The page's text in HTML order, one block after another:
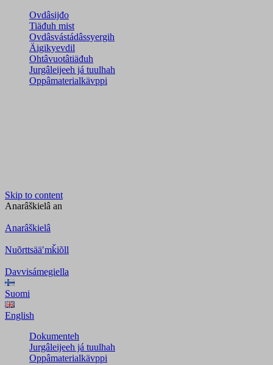
Ovdâsijđo
Tiäđuh mist
Ovdâsvástádâssyergih
Äigikyevdil
Ohtâvuotâtiäđuh
Jurgâleijeeh já tuulhah
Oppâmaterialkävppi
Skip to content
Anarâškielâ an
Anarâškielâ
Nuõrttsääʹmǩiõll
Davvisámegiella
Suomi
English
Dokumenteh
Jurgâleijeeh já tuulhah
Oppâmaterialkävppi